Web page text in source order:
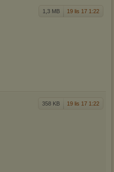
1,3 MB 19 lis 17 1:22
358 KB 19 lis 17 1:22